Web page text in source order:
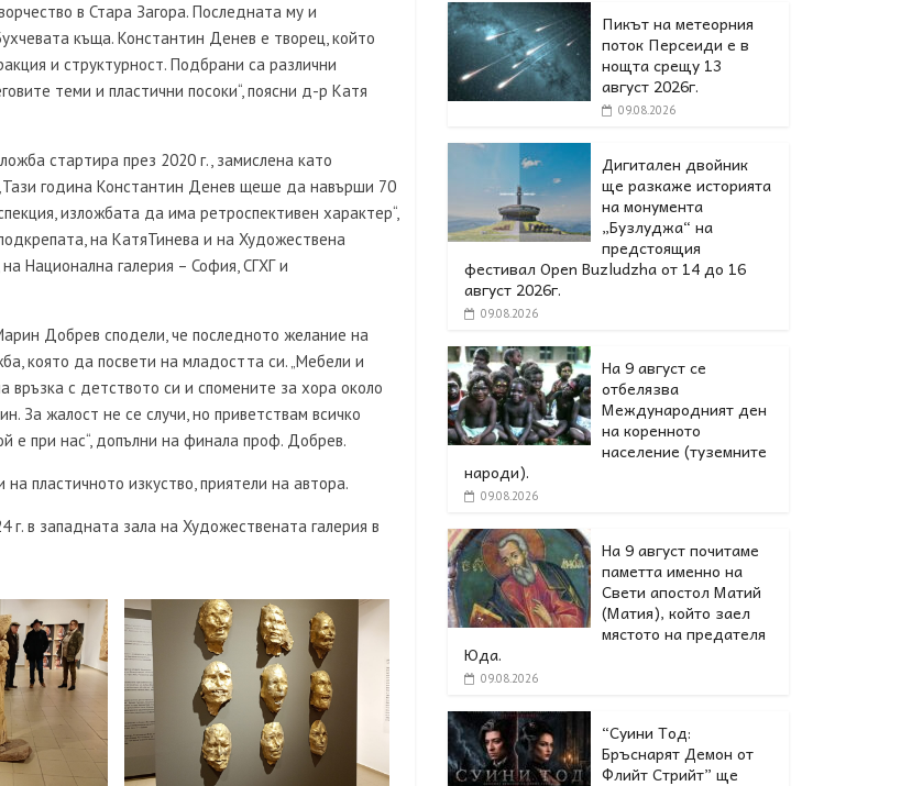
в Стара Загора. Последната му и
къща. Константин Денев е творец, който
и структурност. Подбрани са различни
теми и пластични посоки“, поясни д-р Катя
стартира през 2020 г., замислена като
година Константин Денев щеше да навърши 70
изложбата да има ретроспективен характер“,
на КатяТинева и на Художествена
Национална галерия – София, СГХГ и
Добрев сподели, че последното желание на
която да посвети на младостта си. „Мебели и
с детството си и спомените за хора около
За жалост не се случи, но приветствам всичко
е при нас“, допълни на финала проф. Добрев.
пластичното изкуство, приятели на автора.
в западната зала на Художествената галерия в
Пикът на метеорния
поток Персеиди е в
нощта срещу 13
август 2026г.
09.08.2026
Дигитален двойник
ще разкаже историята
на монумента
„Бузлуджа“ на
предстоящия
фестивал Open Buzludzha от 14 до 16
август 2026г.
09.08.2026
На 9 август се
отбелязва
Международният ден
на коренното
население (туземните
народи).
09.08.2026
На 9 август почитаме
паметта именно на
Свети апостол Матий
(Матия), който заел
мястото на предателя
Юда.
09.08.2026
“Суини Тод:
Бръснарят Демон от
Флийт Стрийт” ще